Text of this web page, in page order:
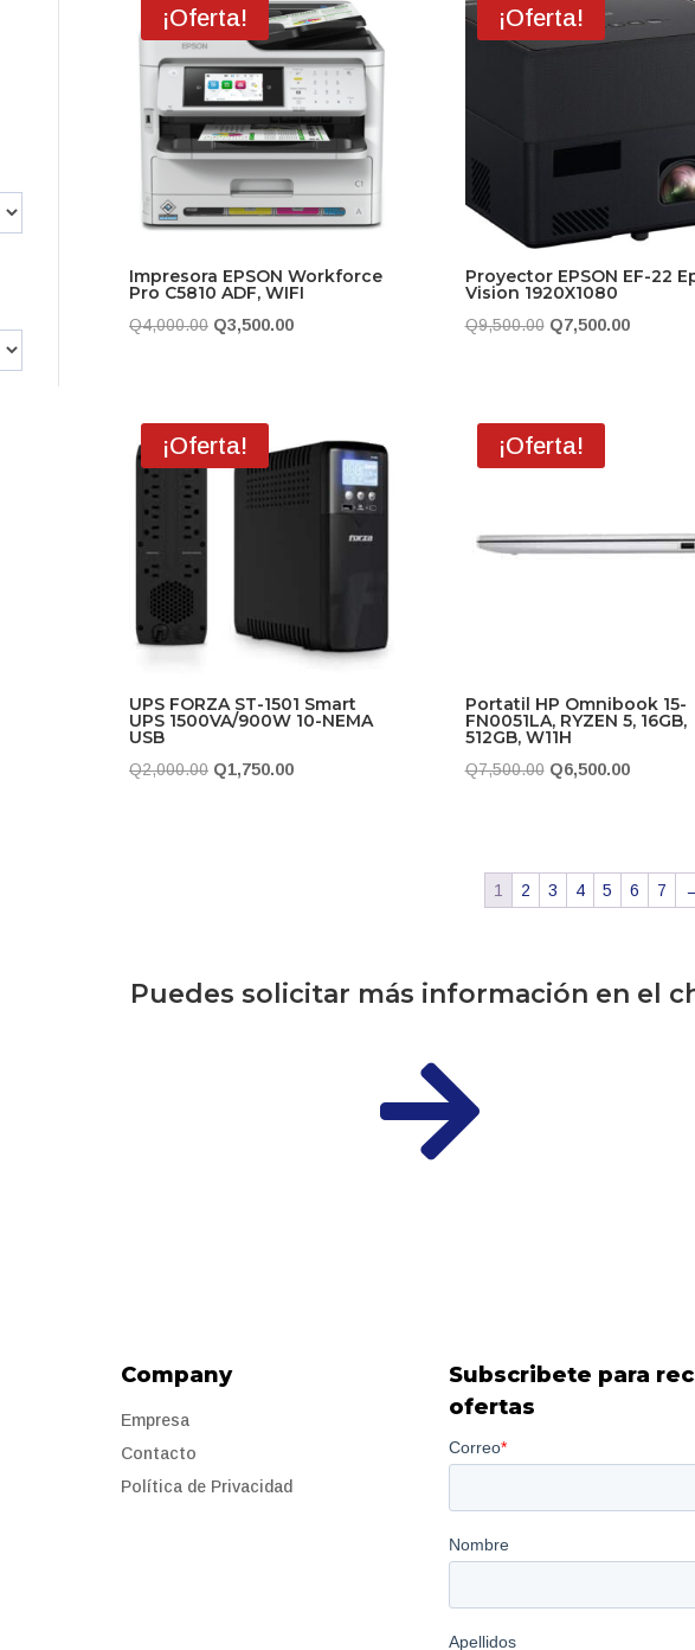
Q6,500.00.Q5,500.00.
Q5,500.00.
¡Oferta!
Impresora EPSON Workforce
Pro C5810 ADF, WIFI
Q4,000.00 El
Q4,000.00.
Q3,500.00El
Q3,500.00.
¡Oferta!
Proyector EPSON EF-22
Vision 1920X1080
Q9,500.00 El
Q9,500.00.
Q7,500.00El
¡Oferta!
UPS FORZA ST-1501 Smart
UPS 1500VA/900W 10-NEMA
USB
Q2,000.00 El
Q1,750.00El
¡Oferta!
Portatil HP Omnibook 15-
FN0051LA, RYZEN 5, 16GB,
512GB, W11H
Q7,500.00 El
Q7,500.00.
Q6,500.00El
1
2 3 4 5 6 7
Puedes solicitar más información en el

Company
Empresa
Contacto
Política de Privacidad
Subscribete para
ofertas